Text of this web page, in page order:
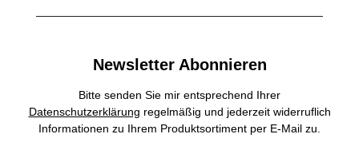
Newsletter Abonnieren
Bitte senden Sie mir entsprechend Ihrer
Datenschutzerklärung regelmäßig und jederzeit widerruflich
Informationen zu Ihrem Produktsortiment per E-Mail zu.